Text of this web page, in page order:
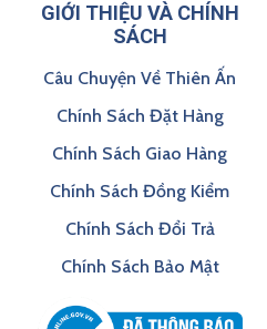
GIỚI THIỆU VÀ CHÍNH
SÁCH
Câu Chuyện Về Thiên Ấn
Chính Sách Đặt Hàng
Chính Sách Giao Hàng
Chính Sách Đồng Kiểm
Chính Sách Đổi Trả
Chính Sách Bảo Mật